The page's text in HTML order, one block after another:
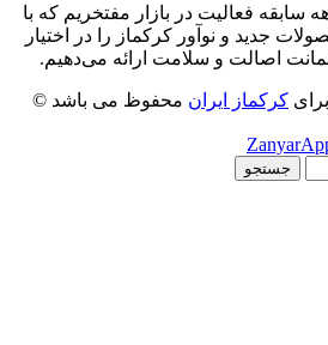
سابقه فعالیت در بازار مفتخریم که با
جدید و نوآور کرکماز را در اختیار
اصالت و سلامت ارائه می‌دهیم.
کرکماز ایران محفوظ می باشد ©
جستجو